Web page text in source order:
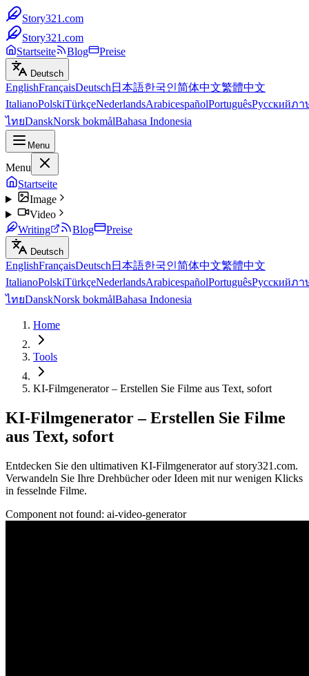
Story321.com
Story321.com
Startseite
Blog Preise
Deutsch
EnglishFrançaisDeutsch 日本語한국인简体中文繁體中文
ItalianoPolskiTürkçeNederlandsArabicespañolPortuguêsРусскийภา
ไทยDanskNorsk bokmålBahasa Indonesia
Menu
Menu
Startseite
Image
Video
Writing
Blog Preise
Deutsch
EnglishFrançaisDeutsch 日本語한국인简体中文繁體中文
ItalianoPolskiTürkçeNederlandsArabicespañolPortuguêsРусскийภา
ไทยDanskNorsk bokmålBahasa Indonesia
Home
Tools
KI-Filmgenerator – Erstellen Sie Filme aus Text, sofort
KI-Filmgenerator – Erstellen Sie Filme
aus Text, sofort
Entdecken Sie den ultimativen KI-Filmgenerator auf story321.com.
Verwandeln Sie Ihre Drehbücher oder Ideen mit nur wenigen Klicks
in fesselnde Filme.
Component not found: ai-video-generator